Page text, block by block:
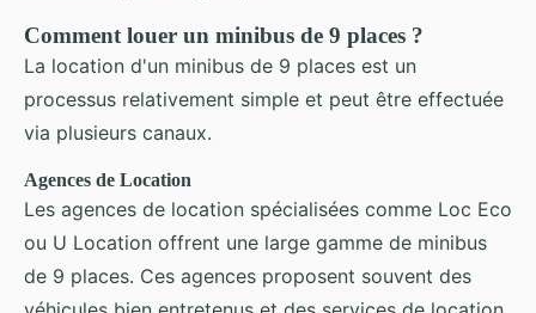
Comment louer un minibus de 9 places ?
La location d'un minibus de 9 places est un
processus relativement simple et peut être effectuée
via plusieurs canaux.
Agences de Location
Les agences de location spécialisées comme Loc Eco
ou U Location offrent une large gamme de minibus
de 9 places. Ces agences proposent souvent des